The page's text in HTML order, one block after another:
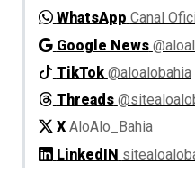
WhatsApp Canal
Google News
TikTok @aloalobahia
Threads
X AloAlo_Bahia
LinkedIN